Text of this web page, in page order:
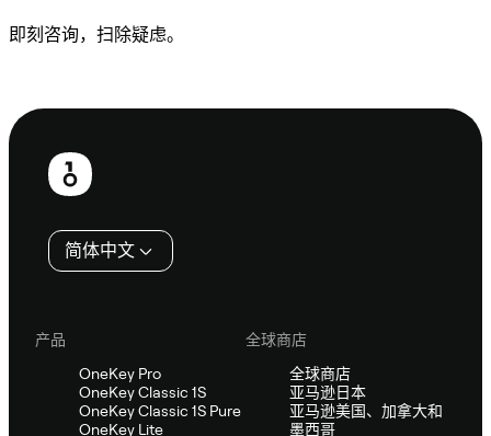
即刻咨询，扫除疑虑。
页
简体中文
产品
OneKey Pro
OneKey Classic 1S
OneKey Classic 1S Pure
OneKey Lite
全球商店
全球商店
亚马逊日本
亚马逊美国、加拿大和
墨西哥